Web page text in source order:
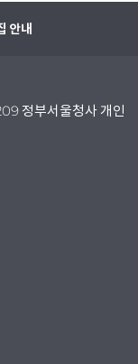
안내
정부서울청사 개인